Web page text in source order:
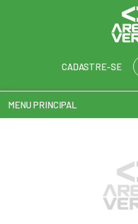
CADASTRE-SE
MENU PRINCIPAL